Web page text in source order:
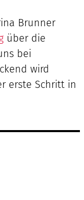
Brunner
über die
bei
wird
erste Schritt in